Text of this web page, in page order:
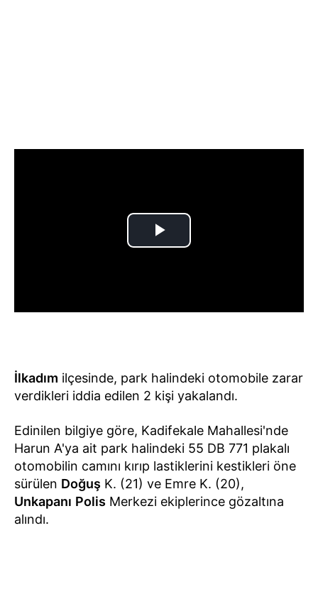
İlkadım ilçesinde, park halindeki otomobile zarar
verdikleri iddia edilen 2 kişi yakalandı.
Edinilen bilgiye göre, Kadifekale Mahallesi'nde
Harun A'ya ait park halindeki 55 DB 771 plakalı
otomobilin camını kırıp lastiklerini kestikleri öne
sürülen Doğuş K. (21) ve Emre K. (20),
Unkapanı Polis Merkezi ekiplerince gözaltına
alındı.